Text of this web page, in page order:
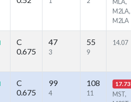
M2LA,
M2LA
C
0.675
47
3
55
9
14.07
C
0.675
99
4
108
11
17.73
MST,